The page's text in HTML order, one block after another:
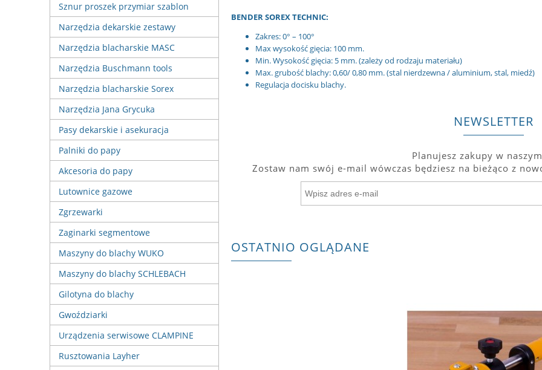
Sznur proszek przymiar szablon
Narzędzia dekarskie zestawy
Narzędzia blacharskie MASC
Narzędzia Buschmann tools
Narzędzia blacharskie Sorex
Narzędzia Jana Grycuka
Pasy dekarskie i asekuracja
Palniki do papy
Akcesoria do papy
Lutownice gazowe
Zgrzewarki
Zaginarki segmentowe
Maszyny do blachy WUKO
Maszyny do blachy SCHLEBACH
Gilotyna do blachy
Gwoździarki
Urządzenia serwisowe CLAMPINE
Rusztowania Layher
BENDER SOREX TECHNIC:
Zakres: 0° – 100°
Max wysokość gięcia: 100 mm.
Min. Wysokość gięcia: 5 mm. (zależy od rodzaju materiału)
Max. grubość blachy: 0,60/ 0,80 mm. (stal nierdzewna / aluminium, stal, miedź)
Regulacja docisku blachy.
NEWSLETTER
Planujesz zakupy w
Zostaw nam swój e-mail wówczas będziesz na bieżąco z
OSTATNIO OGLĄDANE